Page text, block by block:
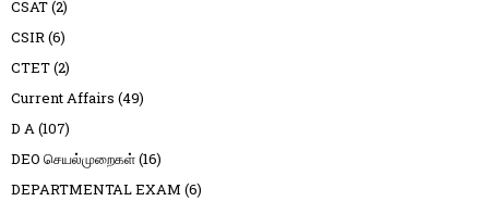
CSAT(2)
CSIR(6)
CTET(2)
Current Affairs (49)
D A(107)
DEO செயல்முறைகள்(16)
DEPARTMENTAL EXAM (6)